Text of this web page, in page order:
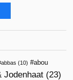
abbas (10)
abou
Jodenhaat (23)